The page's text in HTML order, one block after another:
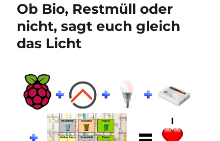
Ob Bio, Restmüll oder
nicht, sagt euch gleich
das Licht